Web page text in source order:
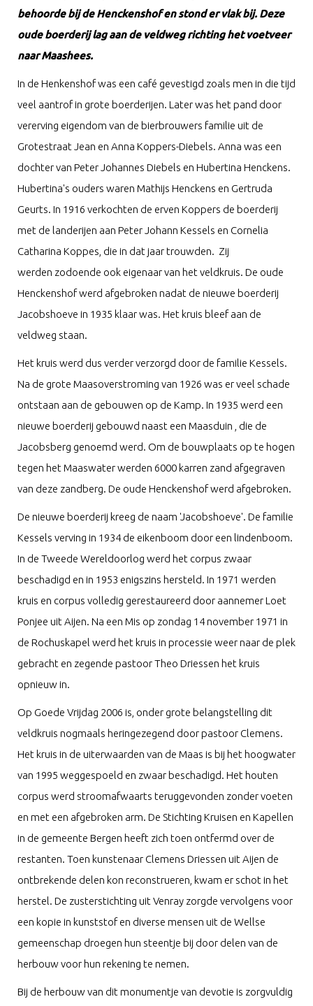
behoorde bij de Henckenshof en stond er vlak bij. Deze
oude boerderij lag aan de veldweg richting het voetveer
naar Maashees.
In de Henkenshof was een café gevestigd zoals men in die tijd
veel aantrof in grote boerderijen. Later was het pand door
vererving eigendom van de bierbrouwers familie uit de
Grotestraat Jean en Anna Koppers-Diebels. Anna was een
dochter van Peter Johannes Diebels en Hubertina Henckens.
Hubertina's ouders waren Mathijs Henckens en Gertruda
Geurts. In 1916 verkochten de erven Koppers de boerderij
met de landerijen aan Peter Johann Kessels en Cornelia
Catharina Koppes, die in dat jaar trouwden. Zij
werden zodoende ook eigenaar van het veldkruis. De oude
Henckenshof werd afgebroken nadat de nieuwe boerderij
Jacobshoeve in 1935 klaar was. Het kruis bleef aan de
veldweg staan.
Het kruis werd dus verder verzorgd door de familie Kessels.
Na de grote Maasoverstroming van 1926 was er veel schade
ontstaan aan de gebouwen op de Kamp. In 1935 werd een
nieuwe boerderij gebouwd naast een Maasduin , die de
Jacobsberg genoemd werd. Om de bouwplaats op te hogen
tegen het Maaswater werden 6000 karren zand afgegraven
van deze zandberg. De oude Henckenshof werd afgebroken.
De nieuwe boerderij kreeg de naam 'Jacobshoeve'. De familie
Kessels verving in 1934 de eikenboom door een lindenboom.
In de Tweede Wereldoorlog werd het corpus zwaar
beschadigd en in 1953 enigszins hersteld. In 1971 werden
kruis en corpus volledig gerestaureerd door aannemer Loet
Ponjee uit Aijen. Na een Mis op zondag 14 november 1971 in
de Rochuskapel werd het kruis in processie weer naar de plek
gebracht en zegende pastoor Theo Driessen het kruis
opnieuw in.
Op Goede Vrijdag 2006 is, onder grote belangstelling dit
veldkruis nogmaals heringezegend door pastoor Clemens.
Het kruis in de uiterwaarden van de Maas is bij het hoogwater
van 1995 weggespoeld en zwaar beschadigd. Het houten
corpus werd stroomafwaarts teruggevonden zonder voeten
en met een afgebroken arm. De Stichting Kruisen en Kapellen
in de gemeente Bergen heeft zich toen ontfermd over de
restanten. Toen kunstenaar Clemens Driessen uit Aijen de
ontbrekende delen kon reconstrueren, kwam er schot in het
herstel. De zusterstichting uit Venray zorgde vervolgens voor
een kopie in kunststof en diverse mensen uit de Wellse
gemeenschap droegen hun steentje bij door delen van de
herbouw voor hun rekening te nemen.
Bij de herbouw van dit monumentje van devotie is zorgvuldig